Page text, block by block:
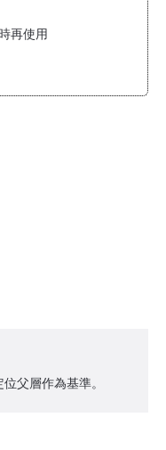
再使用
父層作為基準。